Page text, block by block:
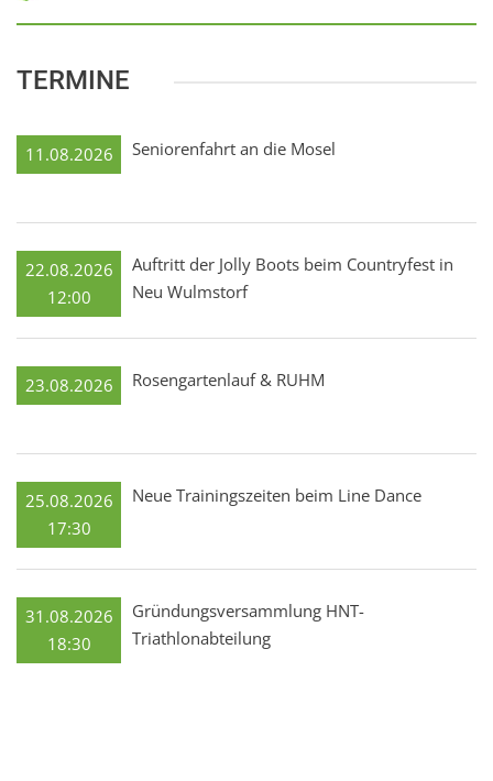
TERMINE
11.08.2026 Seniorenfahrt an die Mosel
22.08.2026
12:00
Auftritt der Jolly Boots beim Countryfest in
Neu Wulmstorf
23.08.2026 Rosengartenlauf & RUHM
25.08.2026
17:30
Neue Trainingszeiten beim Line Dance
31.08.2026
18:30
Gründungsversammlung HNT-
Triathlonabteilung